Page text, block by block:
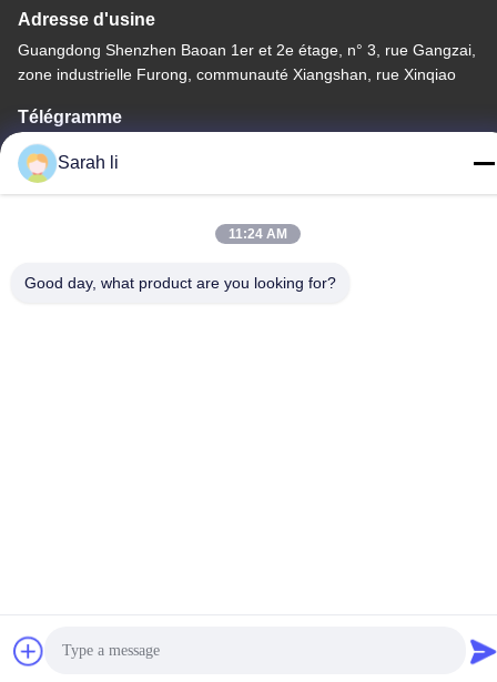
Adresse d'usine
Guangdong Shenzhen Baoan 1er et 2e étage, n° 3, rue Gangzai,
zone industrielle Furong, communauté Xiangshan, rue Xinqiao
Télégramme
86-0755-27097532-8:30
Chine Bonne qualité Service d'usinage CNC sur mesure
Sarah li
11:24 AM
Good day, what product are you looking for?